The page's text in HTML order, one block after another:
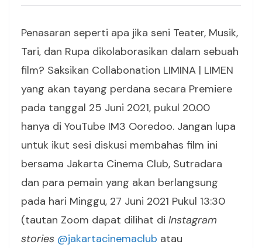
Penasaran seperti apa jika seni Teater, Musik,
Tari, dan Rupa dikolaborasikan dalam sebuah
film? Saksikan Collabonation LIMINA | LIMEN
yang akan tayang perdana secara Premiere
pada tanggal 25 Juni 2021, pukul 20.00
hanya di YouTube IM3 Ooredoo. Jangan lupa
untuk ikut sesi diskusi membahas film ini
bersama Jakarta Cinema Club, Sutradara
dan para pemain yang akan berlangsung
pada hari Minggu, 27 Juni 2021 Pukul 13:30
(tautan Zoom dapat dilihat di Instagram
stories @jakartacinemaclub atau